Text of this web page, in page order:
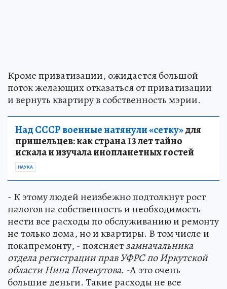
Кроме приватизации, ожидается большой
поток желающих отказаться от приватизации
и вернуть квартиру в собственность мэрии.
Над СССР военные натянули «сетку»для
пришельцев: как страна 13 лет тайно
искала и изучала инопланетных гостей
НАУКА
- К этому людей неизбежно подтолкнут рост
налогов на собственность и необходимость
нести все расходы по обслуживанию и ремонту
не только дома, но и квартиры. В том числе и
покапремонту, - поясняетзамначальника
отдела регистрации прав УФРС по Иркутской
области Нина Почекутова. -А это очень
большие деньги. Такие расходы не все